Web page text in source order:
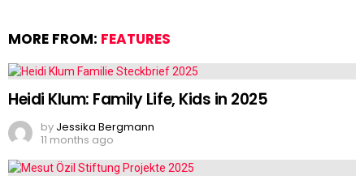
MORE FROM: FEATURES
Heidi Klum: Family Life, Kids in 2025
by Jessika Bergmann
11 months ago